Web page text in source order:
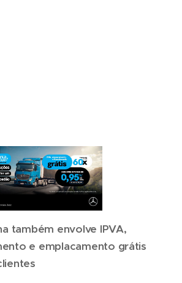
também envolve IPVA,
e emplacamento grátis